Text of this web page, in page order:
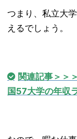
つまり、私立大
えるでしょう。
関連記事＞＞
国57大学の年収